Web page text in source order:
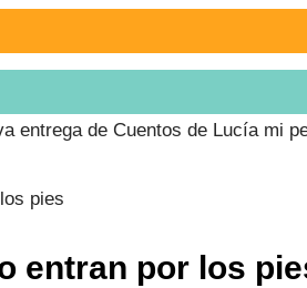
entrega de Cuentos de Lucía mi
entran por los